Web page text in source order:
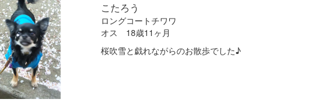
こたろう
ロングコートチワワ
オス 18歳11ヶ月
桜吹雪と戯れながらのお散歩でした♪